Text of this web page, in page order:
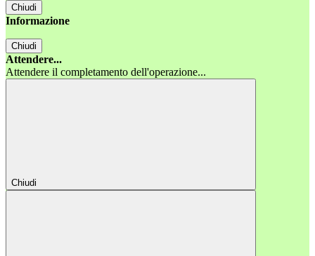
Chiudi
Informazione
Chiudi
Attendere...
Attendere il completamento dell'operazione...
Chiudi